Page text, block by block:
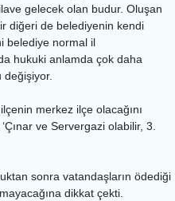
gelecek olan budur. Oluşan
diğeri de belediyenin kendi
belediye normal il
hukuki anlamda çok daha
değişiyor.
merkez ilçe olacağını
ve Servergazi olabilir, 3.
sonra vatandaşların ödediği
dikkat çekti.